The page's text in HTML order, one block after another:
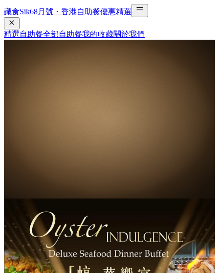
識食Sik68月號・香港自助餐優惠精選
精選自助餐全部自助餐我的收藏關於我們